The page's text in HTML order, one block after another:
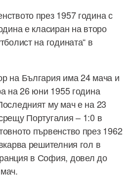
през 1957 година с
е класиран на второ
на годината“ в
на България има 24 мача и
на 26 юни 1955 година
му мач е на 23
Португалия – 1:0 в
първенство през 1962
решителния гол в
в София, довел до